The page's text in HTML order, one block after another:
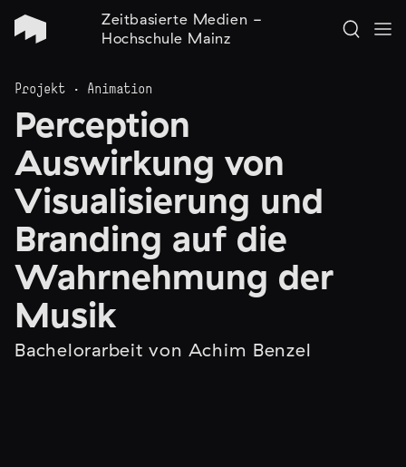
Zeitbasierte Medien -
Hochschule Mainz
Projekt · Animation
Perception
Auswirkung von
Visualisierung und
Branding auf die
Wahrnehmung der
Musik
Bachelorarbeit von Achim Benzel